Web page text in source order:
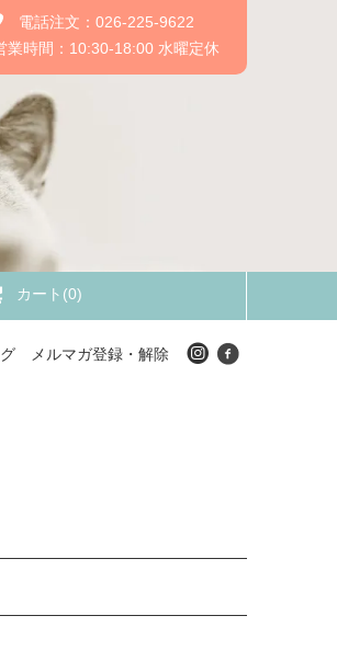
電話注文：026-225-9622
業時間：10:30-18:00 水曜定休
カート(0)
メルマガ登録・解除